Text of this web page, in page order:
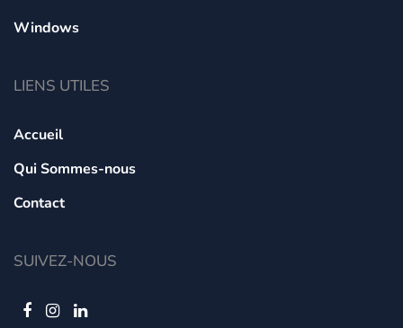
Windows
LIENS UTILES
Accueil
Qui Sommes-nous
Contact
SUIVEZ-NOUS